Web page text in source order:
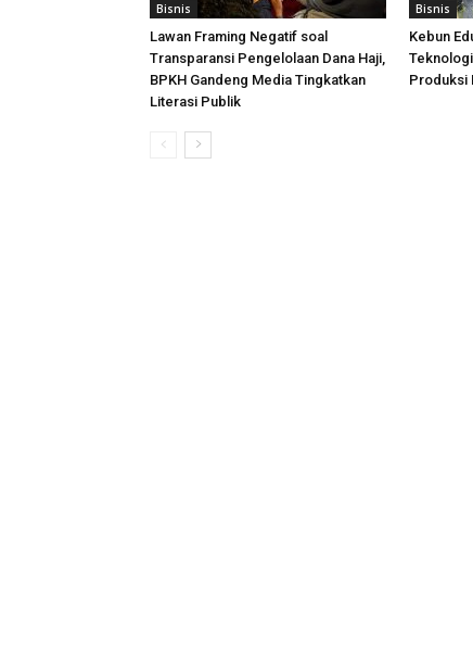
Bisnis
Lawan Framing Negatif soal
Transparansi Pengelolaan Dana Haji,
BPKH Gandeng Media Tingkatkan
Literasi Publik
Bisnis
Kebun
Produksi